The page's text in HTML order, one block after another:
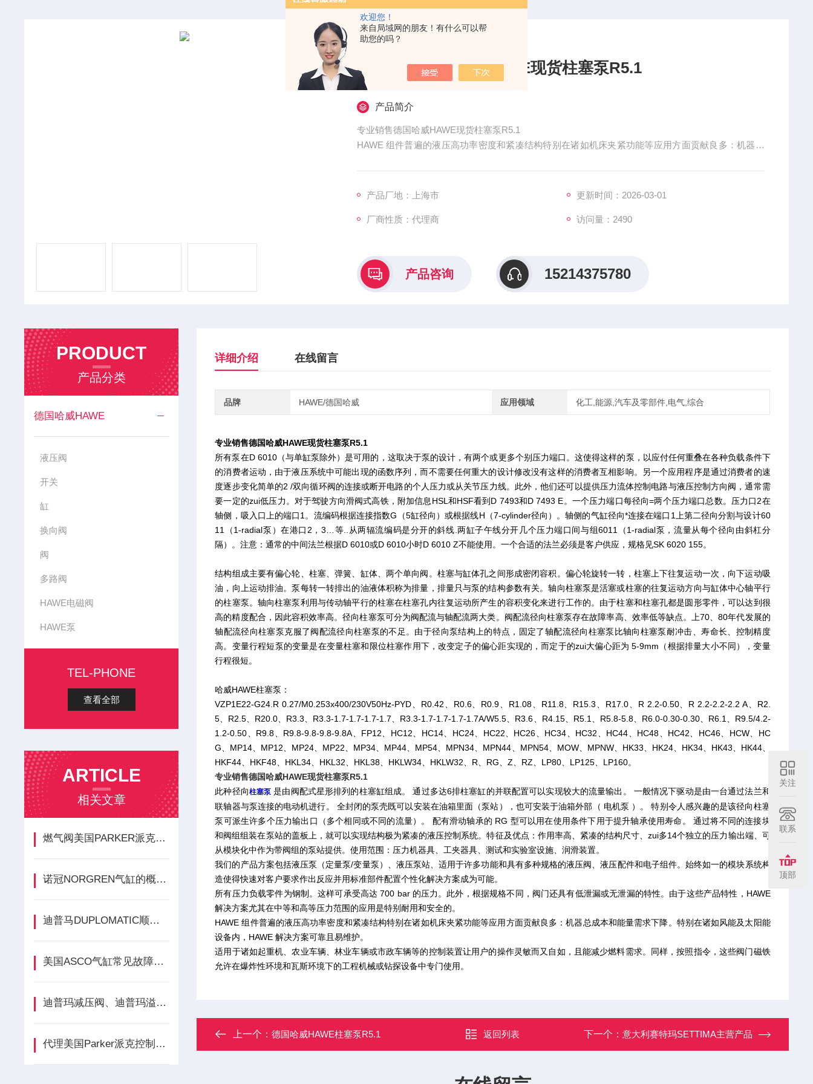
欢迎您！
来自局域网的朋友！有什么可以帮
助您的吗？
专业销售德国哈威HAWE现货柱塞泵R5.1
产品简介
专业销售德国哈威HAWE现货柱塞泵R5.1
HAWE 组件普遍的液压高功率密度和紧凑结构特别在诸如机床夹紧功能等应用方面贡献良多：机器总
求。产品厂地：上海市 更新时间：2026-03-01
厂商性质：代理商 访问量：2490
产品咨询 15214375780
PRODUCT
产品分类
德国哈威HAWE
液压阀
开关
缸
换向阀
阀
多路阀
HAWE电磁阀
HAWE泵
TEL-PHONE
查看全部
ARTICLE
相关文章
燃气阀美国PARKER派克的运行原理
诺冠NORGREN气缸的概念及选型依据
迪普马DUPLOMATIC顺序阀的作用
美国ASCO气缸常见故障案例
迪普玛减压阀、迪普玛溢流阀和迪普玛顺序阀的区别?
代理美国Parker派克控制阀全系列
详细介绍 在线留言
品牌 HAWE/德国哈威 应用领域 化工,能源,汽车及零部件,电气,综合
专业销售德国哈威HAWE现货柱塞泵R5.1
所有泵在D 6010（与单缸泵除外）是可用的，这取决于泵的设计，有两个或更多个别压力端口。这使得这样的泵，以应付任何重叠在各种负载条件下
的消费者运动，由于液压系统中可能出现的函数序列，而不需要任何重大的设计修改没有这样的消费者互相影响。另一个应用程序是通过消费者的速
度逐步变化简单的2 /双向循环阀的连接或断开电路的个人压力或从关节压力线。此外，他们还可以提供压力流体控制电路与液压控制方向阀，通常需
要一定的zui低压力。对于驾驶方向滑阀式高铁，附加信息HSL和HSF看到D 7493和D 7493 E。一个压力端口每径向=两个压力端口总数。压力口2在
轴侧，吸入口上的端口1。流编码根据连接指数G（5缸径向）或根据线H（7-cylinder径向）。轴侧的气缸径向*连接在端口1上第二径向分割与设计60
11（1-radial泵）在港口2，3…等..从两辐流编码是分开的斜线.两缸子午线分开几个压力端口间与组6011（1-radial泵，流量从每个径向由斜杠分
隔）。注意：通常的中间法兰根据D 6010或D 6010小时D 6010 Z不能使用。一个合适的法兰必须是客户供应，规格见SK 6020 155。
结构组成主要有偏心轮、柱塞、弹簧、缸体、两个单向阀。柱塞与缸体孔之间形成密闭容积。偏心轮旋转一转，柱塞上下往复运动一次，向下运动吸
油，向上运动排油。泵每转一转排出的油液体积称为排量，排量只与泵的结构参数有关。轴向柱塞泵是活塞或柱塞的往复运动方向与缸体中心轴平行
的柱塞泵。轴向柱塞泵利用与传动轴平行的柱塞在柱塞孔内往复运动所产生的容积变化来进行工作的。由于柱塞和柱塞孔都是圆形零件，可以达到很
高的精度配合，因此容积效率高。径向柱塞泵可分为阀配流与轴配流两大类。阀配流径向柱塞泵存在故障率高、效率低等缺点。上70、80年代发展的
轴配流径向柱塞泵克服了阀配流径向柱塞泵的不足。由于径向泵结构上的特点，固定了轴配流径向柱塞泵比轴向柱塞泵耐冲击、寿命长、控制精度
高。变量行程短泵的变量是在变量柱塞和限位柱塞作用下，改变定子的偏心距实现的，而定于的zui大偏心距为 5-9mm（根据排量大小不同），变量
行程很短。
哈威HAWE柱塞泵：
VZP1E22-G24.R 0.27/M0.253x400/230V50Hz-PYD、R0.42、R0.6、R0.9、R1.08、R11.8、R15.3、R17.0、R 2.2-0.50、R 2.2-2.2-2.2 A、R2.
5、R2.5、R20.0、R3.3、R3.3-1.7-1.7-1.7-1.7、R3.3-1.7-1.7-1.7-1.7A/W5.5、R3.6、R4.15、R5.1、R5.8-5.8、R6.0-0.30-0.30、R6.1、R9.5/4.2-
1.2-0.50、R9.8、R9.8-9.8-9.8-9.8A、FP12、HC12、HC14、HC24、HC22、HC26、HC34、HC32、HC44、HC48、HC42、HC46、HCW、HC
G、MP14、MP12、MP24、MP22、MP34、MP44、MP54、MPN34、MPN44、MPN54、MOW、MPNW、HK33、HK24、HK34、HK43、HK44、
HKF44、HKF48、HKL34、HKL32、HKL38、HKLW34、HKLW32、R、RG、Z、RZ、LP80、LP125、LP160。
专业销售德国哈威HAWE现货柱塞泵R5.1
此种径向柱塞泵 是由阀配式星形排列的柱塞缸组成。 通过多达6排柱塞缸的并联配置可以实现较大的流量输出。 一般情况下驱动是由一台通过法兰和
联轴器与泵连接的电动机进行。 全封闭的泵壳既可以安装在油箱里面（泵站），也可安装于油箱外部（ 电机泵 ）。 特别令人感兴趣的是该径向柱塞
泵可派生许多个压力输出口（多个相同或不同的流量）。 配有滑动轴承的 RG 型可以用在使用条件下用于提升轴承使用寿命。 通过将不同的连接块
和阀组组装在泵站的盖板上，就可以实现结构极为紧凑的液压控制系统。特征及优点：作用率高、紧凑的结构尺寸、zui多14个独立的压力输出端、可
从模块化中作为带阀组的泵站提供。使用范围：压力机器具、工夹器具、测试和实验室设施、润滑装置。
我们的产品方案包括液压泵（定量泵/变量泵）、液压泵站、适用于许多功能和具有多种规格的液压阀、液压配件和电子组件。始终如一的模块系统构
造使得快速对客户要求作出反应并用标准部件配置个性化解决方案成为可能。
所有压力负载零件为钢制。这样可承受高达 700 bar 的压力。此外，根据规格不同，阀门还具有低泄漏或无泄漏的特性。由于这些产品特性，HAWE
解决方案尤其在中等和高等压力范围的应用是特别耐用和安全的。
HAWE 组件普遍的液压高功率密度和紧凑结构特别在诸如机床夹紧功能等应用方面贡献良多：机器总成本和能量需求下降。特别在诸如风能及太阳能
设备内，HAWE 解决方案可靠且易维护。
适用于诸如起重机、农业车辆、林业车辆或市政车辆等的控制装置让用户的操作灵敏而又自如，且能减少燃料需求。同样，按照指令，这些阀门磁铁
允许在爆炸性环境和瓦斯环境下的工程机械或钻探设备中专门使用。
上一个：德国哈威HAWE柱塞泵R5.1 返回列表 下一个： 意大利赛特玛SETTIMA主营产品
关注
联系
顶部